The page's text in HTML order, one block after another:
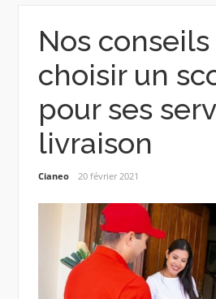
Nos
choisir un
pour ses
livraison
Cianeo 20 février 2021